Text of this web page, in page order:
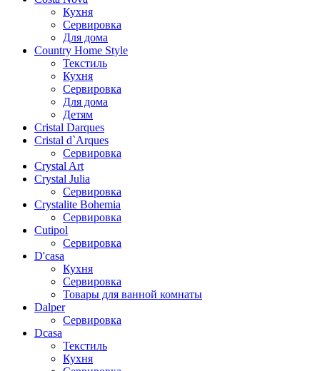
Кухня
Сервировка
Для дома
Country Home Style
Текстиль
Кухня
Сервировка
Для дома
Детям
Cristal Darques
Cristal d`Arques
Сервировка
Crystal Art
Crystal Julia
Сервировка
Crystalite Bohemia
Сервировка
Cutipol
Сервировка
D'casa
Кухня
Сервировка
Товары для ванной комнаты
Dalper
Сервировка
Dcasa
Текстиль
Кухня